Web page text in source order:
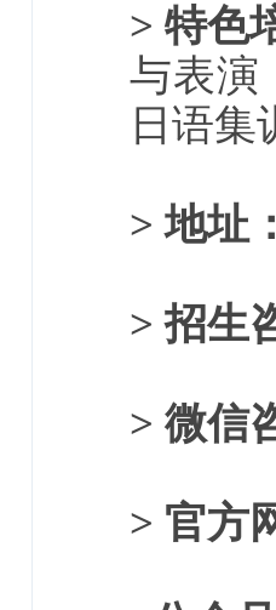
> 特色
与表演
日语集
> 地址
> 招生
> 微信
> 官方